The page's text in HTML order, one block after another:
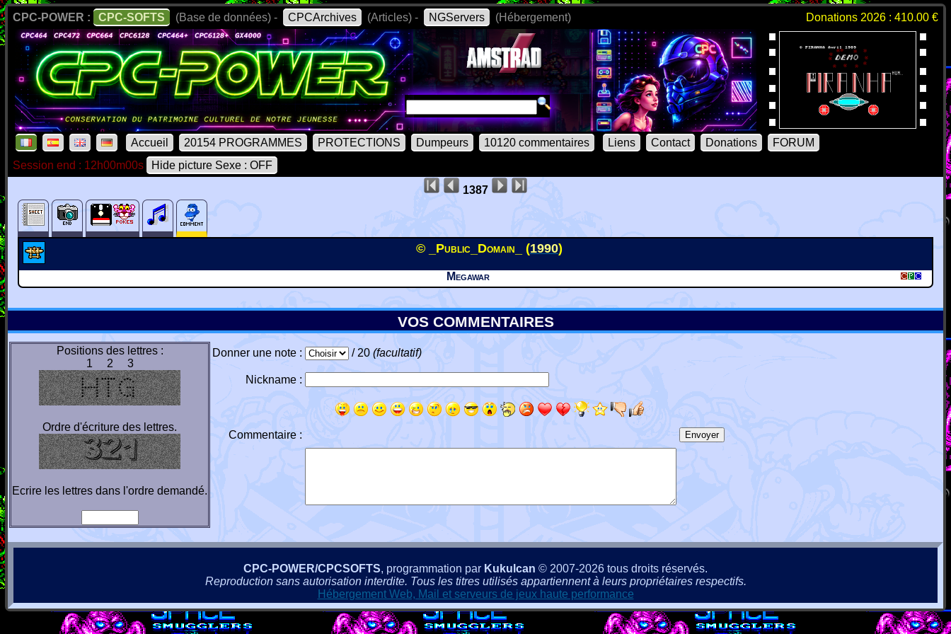
CPC-POWER : CPC-SOFTS (Base de données) - CPCArchives (Articles) - NGServers (Hébergement) Donations 2026 : 410.00 €
Accueil 20154 PROGRAMMES PROTECTIONS Dumpeurs 10120 commentaires Liens Contact Donations
FORUM
Session end : 12h00m00s
Hide picture Sexe : OFF
1387
© _Public_Domain_ (1990)
Megawar
VOS COMMENTAIRES
Positions des lettres :
1 2 3
Ordre d'écriture des lettres.
Ecrire les lettres dans l'ordre demandé.
Donner une note : / 20 (facultatif)
Nickname :
Commentaire :
CPC-POWER/CPCSOFTS, programmation par Kukulcan © 2007-2026 tous droits réservés.
Reproduction sans autorisation interdite. Tous les titres utilisés appartiennent à leurs propriétaires respectifs.
Hébergement Web, Mail et serveurs de jeux haute performance